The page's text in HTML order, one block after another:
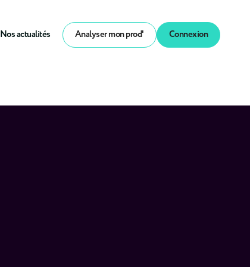
Nos actualités Analyser mon prod' Connexion